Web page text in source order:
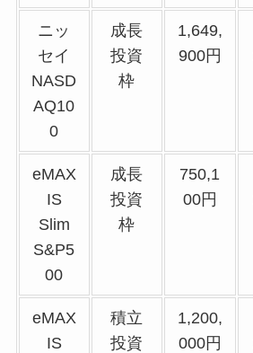
ニッ
セイ
NASD
AQ10
0
成長
投資
枠
1,649,
900円
eMAX
IS
Slim
S&P5
00
成長
投資
枠
750,1
00円
eMAX
IS
積立
投資
1,200,
000円